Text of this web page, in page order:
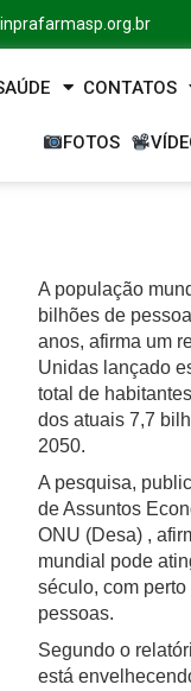
CONTATOS
FOTOS
A população
bilhões de
anos, afirma um
Unidas lançado
total de
dos atuais 7,7
2050.
A pesquisa,
de Assuntos
ONU (Desa) ,
mundial pode
século, com
pessoas.
Segundo o
está